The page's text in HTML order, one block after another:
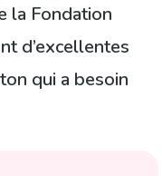
la Fondation
d’excellentes
qui a besoin